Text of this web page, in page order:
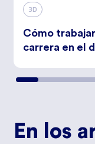
3D
Cómo
carrera en el
En los